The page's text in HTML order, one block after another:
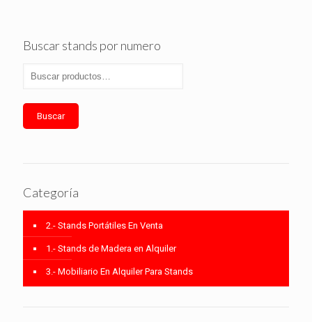
Buscar stands por numero
Buscar
Categoría
2.- Stands Portátiles En Venta
1.- Stands de Madera en Alquiler
3.- Mobiliario En Alquiler Para Stands